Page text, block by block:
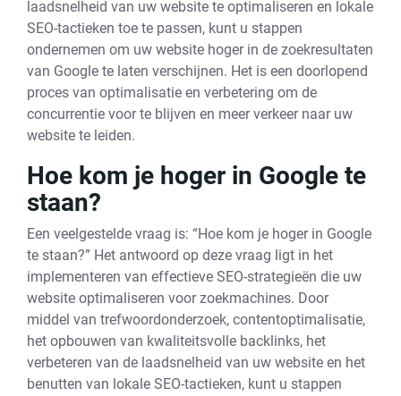
laadsnelheid van uw website te optimaliseren en lokale
SEO-tactieken toe te passen, kunt u stappen
ondernemen om uw website hoger in de zoekresultaten
van Google te laten verschijnen. Het is een doorlopend
proces van optimalisatie en verbetering om de
concurrentie voor te blijven en meer verkeer naar uw
website te leiden.
Hoe kom je hoger in Google te
staan?
Een veelgestelde vraag is: “Hoe kom je hoger in Google
te staan?” Het antwoord op deze vraag ligt in het
implementeren van effectieve SEO-strategieën die uw
website optimaliseren voor zoekmachines. Door
middel van trefwoordonderzoek, contentoptimalisatie,
het opbouwen van kwaliteitsvolle backlinks, het
verbeteren van de laadsnelheid van uw website en het
benutten van lokale SEO-tactieken, kunt u stappen